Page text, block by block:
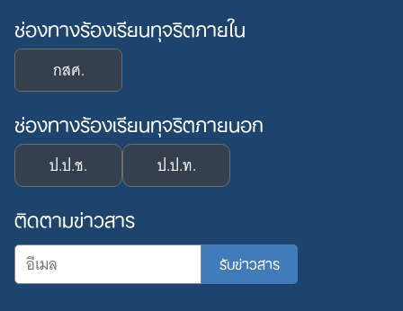
ช่องทางร้องเรียนทุจริตภายใน
กสศ.
ช่องทางร้องเรียนทุจริตภายนอก
ป.ป.ช. ป.ป.ท.
ติดตามข่าวสาร